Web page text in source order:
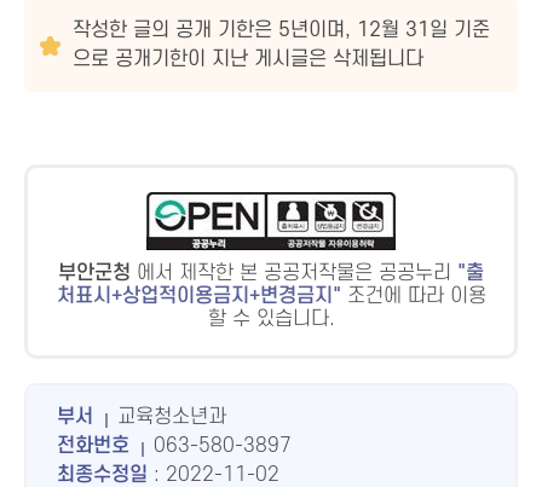
작성한 글의 공개 기한은 5년이며, 12월 31일 기준
으로 공개기한이 지난 게시글은 삭제됩니다
부안군청 에서 제작한 본 공공저작물은 공공누리
출
처표시+상업적이용금지+변경금지
조건에 따라 이용
할 수 있습니다.
부서
교육청소년과
전화번호
063-580-3897
최종수정일 : 2022-11-02